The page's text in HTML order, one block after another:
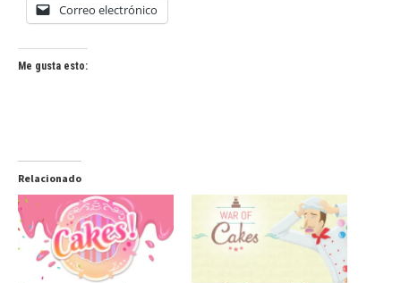
Correo electrónico
Me gusta esto:
Relacionado